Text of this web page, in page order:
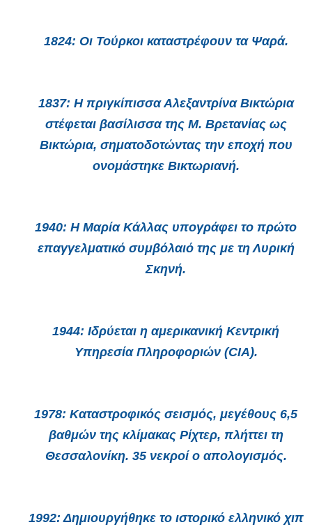
1824: Οι Τούρκοι καταστρέφουν τα Ψαρά.
1837: Η πριγκίπισσα Αλεξαντρίνα Βικτώρια
στέφεται βασίλισσα της Μ. Βρετανίας ως
Βικτώρια, σηματοδοτώντας την εποχή που
ονομάστηκε Βικτωριανή.
1940: Η Μαρία Κάλλας υπογράφει το πρώτο
επαγγελματικό συμβόλαιό της με τη Λυρική
Σκηνή.
1944: Ιδρύεται η αμερικανική Κεντρική
Υπηρεσία Πληροφοριών (CIA).
1978: Καταστροφικός σεισμός, μεγέθους 6,5
βαθμών της κλίμακας Ρίχτερ, πλήττει τη
Θεσσαλονίκη. 35 νεκροί ο απολογισμός.
1992: Δημιουργήθηκε το ιστορικό ελληνικό χιπ